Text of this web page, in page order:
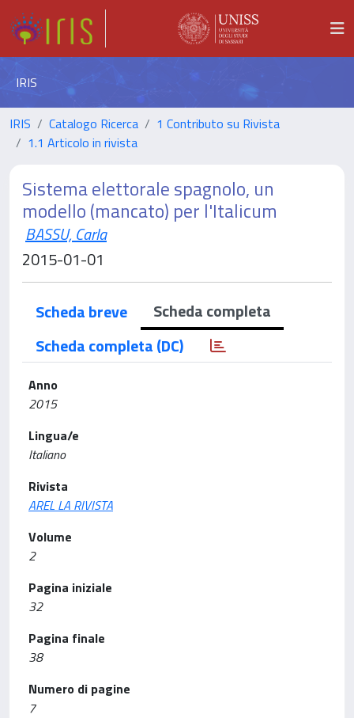
IRIS
IRIS Catalogo Ricerca
1 Contributo su Rivista
1.1 Articolo in rivista
Sistema elettorale spagnolo, un
modello (mancato) per l'Italicum
BASSU, Carla
2015-01-01
Scheda breve
Scheda completa
Scheda completa (DC)
Anno
2015
Lingua/e
Italiano
Rivista
AREL LA RIVISTA
Volume
2
Pagina iniziale
32
Pagina finale
38
Numero di pagine
7